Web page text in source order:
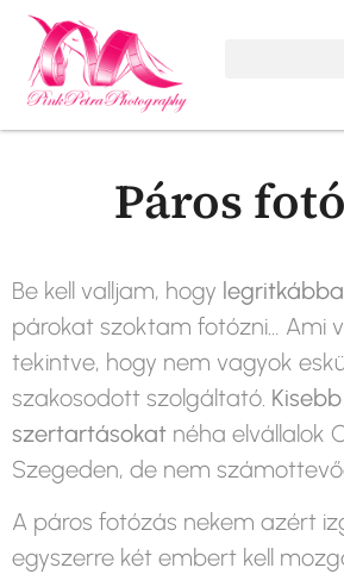
Páros
Be kell valljam, hogy
párokat szoktam fotózni… Ami
tekintve, hogy nem vagyok
szakosodott szolgáltató.
szertartásokat néha elvállalok
Szegeden, de nem
A páros fotózás nekem azért
egyszerre két embert kell